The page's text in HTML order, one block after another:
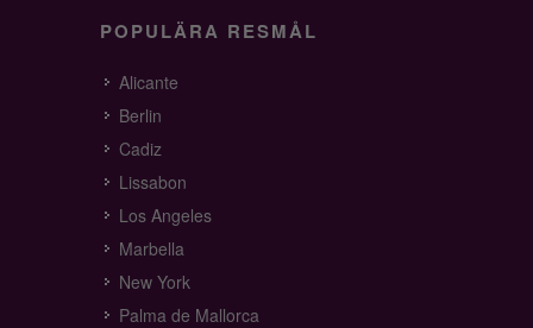
POPULÄRA RESMÅL
Alicante
Berlin
Cadiz
Lissabon
Los Angeles
Marbella
New York
Palma de Mallorca